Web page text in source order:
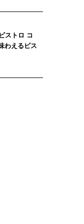
ストロ コ
わえるビス